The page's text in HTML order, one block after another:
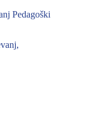
Pedagoški